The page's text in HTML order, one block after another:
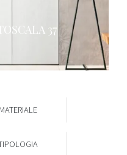
MATERIALE
37